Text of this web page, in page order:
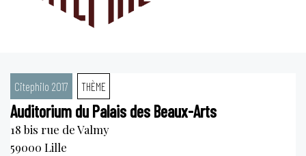
Citephilo 2017 THÈME
Auditorium du Palais des Beaux-Arts
18 bis rue de Valmy
59000 Lille